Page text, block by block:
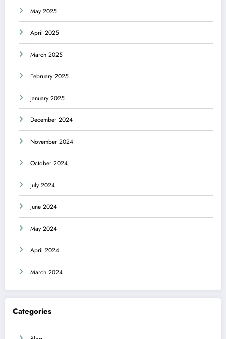
May 2025
April 2025
March 2025
February 2025
January 2025
December 2024
November 2024
October 2024
July 2024
June 2024
May 2024
April 2024
March 2024
Categories